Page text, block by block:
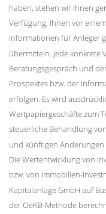
haben, stehen wir Ihnen
Verfügung, Ihnen vor
Informationen für Anleger
übermitteln. Jede konkrete
Beratungsgespräch und
Prospektes bzw. der
erfolgen. Es wird
Wertpapiergeschäfte zum
steuerliche Behandlung
und künftigen
Die Wertentwicklung von
bzw. von Immobilien-
Kapitalanlage GmbH auf
der OeKB-Methode